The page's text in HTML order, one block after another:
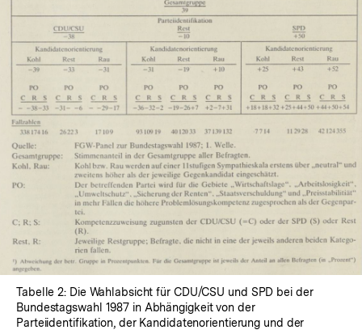
In
Lightbox
öffnen
Tabelle 2: Die Wahlabsicht für CDU/CSU und SPD bei der
Bundestagswahl 1987 in Abhängigkeit von der
Parteiidentifikation, der Kandidatenorientierung und der